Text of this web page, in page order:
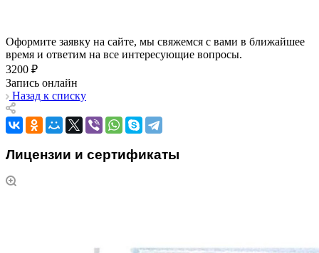
Оформите заявку на сайте, мы свяжемся с вами в ближайшее
время и ответим на все интересующие вопросы.
3200 ₽
Запись онлайн
Назад к списку
Лицензии и сертификаты